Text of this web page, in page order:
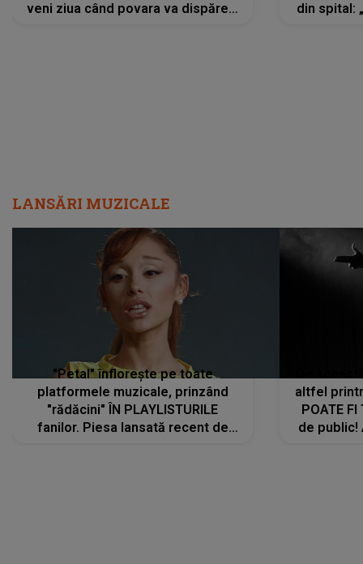
veni ziua când povara va dispărea,
din spital:
LANSĂRI MUZICALE
"Petal" înflorește pe toate
platformele muzicale, prinzând
"rădăcini" ÎN PLAYLISTURILE
fanilor. Piesa lansată recent de
altfel
POATE FI
de public!